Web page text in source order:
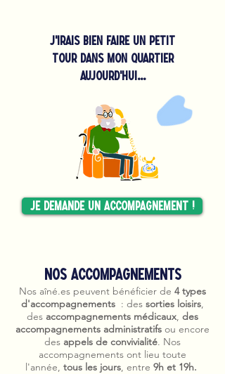
J'irais bien faire un petit
tour dans mon quartier
aujourd'hui...
Je demande un accompagnement !
Nos accompagnements
Nos aîné.es peuvent bénéficier de 4 types
d'accompagnements : des sorties loisirs,
des accompagnements médicaux, des
accompagnements administratifs ou encore
des appels de convivialité. Nos
accompagnements ont lieu toute
l'année, tous les jours, entre 9h et 19h.